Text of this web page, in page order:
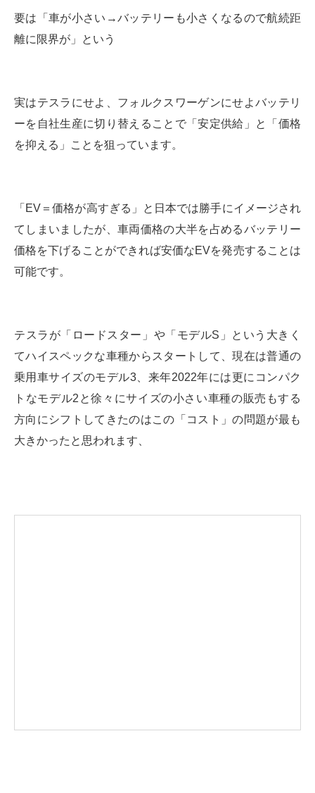
要は「車が小さい→バッテリーも小さくなるので航続距
離に限界が」という
実はテスラにせよ、フォルクスワーゲンにせよバッテリ
ーを自社生産に切り替えることで「安定供給」と「価格
を抑える」ことを狙っています。
「EV＝価格が高すぎる」と日本では勝手にイメージされ
てしまいましたが、車両価格の大半を占めるバッテリー
価格を下げることができれば安価なEVを発売することは
可能です。
テスラが「ロードスター」や「モデルS」という大きく
てハイスペックな車種からスタートして、現在は普通の
乗用車サイズのモデル3、来年2022年には更にコンパク
トなモデル2と徐々にサイズの小さい車種の販売もする
方向にシフトしてきたのはこの「コスト」の問題が最も
大きかったと思われます、